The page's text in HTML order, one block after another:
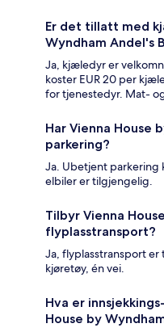
Er det tillatt med
Wyndham Andel's
Ja, kjæledyr er
koster EUR 20 per
for tjenestedyr. Mat-
Har Vienna House
parkering?
Ja. Ubetjent parkering
elbiler er tilgjengelig.
Tilbyr Vienna
flyplasstransport?
Ja, flyplasstransport er
kjøretøy, én vei.
Hva er
House by